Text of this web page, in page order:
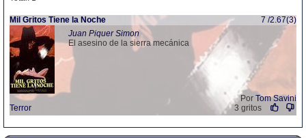
Mil Gritos Tiene la Noche
7 /2.67(3)
Juan Piquer Simon
El asesino de la sierra mecánica
Por Tom Savini
Terror
3 gritos